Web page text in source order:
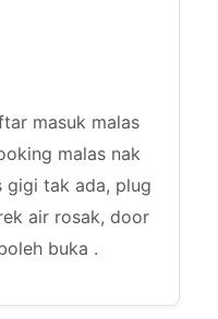
masuk malas
malas nak
gigi tak ada, plug
air rosak, door
buka .